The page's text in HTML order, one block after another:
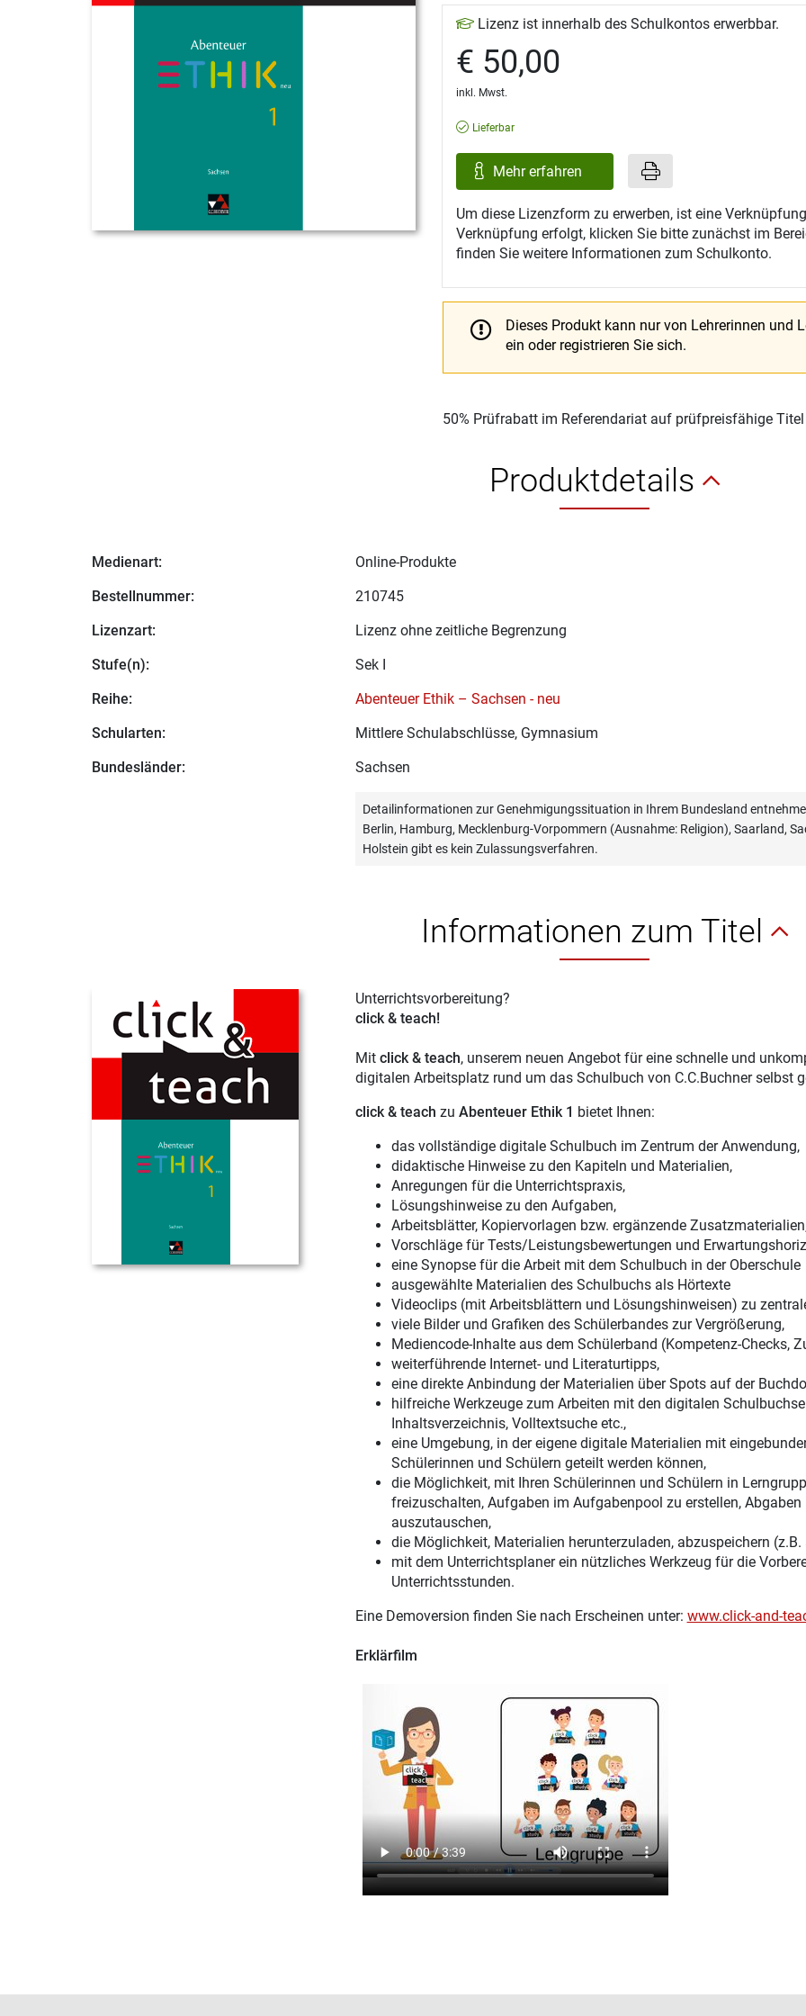
Lizenz ist innerhalb des Schulkontos erwerbbar.
€ 50,00
inkl. Mwst.
Lieferbar
Mehr erfahren
Um diese Lizenzform zu erwerben, ist eine
Verknüpfung erfolgt, klicken Sie bitte zunächst im
finden Sie weitere Informationen zum Schulkonto.
Dieses Produkt kann nur von Lehrerinnen und
ein oder registrieren Sie sich.
50% Prüfrabatt im Referendariat auf prüfpreisfähige
Produktdetails
Medienart:
Online-Produkte
Bestellnummer:
210745
Lizenzart:
Lizenz ohne zeitliche Begrenzung
Stufe(n):
Sek I
Reihe:
Abenteuer Ethik – Sachsen - neu
Schularten:
Mittlere Schulabschlüsse, Gymnasium
Bundesländer:
Sachsen
Detailinformationen zur Genehmigungssituation in Ihrem Bundesland
Berlin, Hamburg, Mecklenburg-Vorpommern (Ausnahme: Religion), Saarland,
Holstein gibt es kein Zulassungsverfahren.
Informationen zum Titel
Unterrichtsvorbereitung?
click & teach!
Mit click & teach, unserem neuen Angebot für eine schnelle und
digitalen Arbeitsplatz rund um das Schulbuch von C.C.Buchner selbst
click & teach zu Abenteuer Ethik 1 bietet Ihnen:
das vollständige digitale Schulbuch im Zentrum der Anwendung,
didaktische Hinweise zu den Kapiteln und Materialien,
Anregungen für die Unterrichtspraxis,
Lösungshinweise zu den Aufgaben,
Arbeitsblätter, Kopiervorlagen bzw. ergänzende
Vorschläge für Tests/Leistungsbewertungen und
eine Synopse für die Arbeit mit dem Schulbuch in der Oberschule
ausgewählte Materialien des Schulbuchs als Hörtexte
Videoclips (mit Arbeitsblättern und Lösungshinweisen) zu
viele Bilder und Grafiken des Schülerbandes zur Vergrößerung,
Mediencode-Inhalte aus dem Schülerband (Kompetenz-Checks,
weiterführende Internet- und Literaturtipps,
eine direkte Anbindung der Materialien über Spots auf der
hilfreiche Werkzeuge zum Arbeiten mit den digitalen
Inhaltsverzeichnis, Volltextsuche etc.,
eine Umgebung, in der eigene digitale Materialien mit
Schülerinnen und Schülern geteilt werden können,
die Möglichkeit, mit Ihren Schülerinnen und Schülern in
freizuschalten, Aufgaben im Aufgabenpool zu erstellen,
auszutauschen,
die Möglichkeit, Materialien herunterzuladen, abzuspeichern
mit dem Unterrichtsplaner ein nützliches Werkzeug für die
Unterrichtsstunden.
Eine Demoversion finden Sie nach Erscheinen unter: www.click-and-
Erklärfilm